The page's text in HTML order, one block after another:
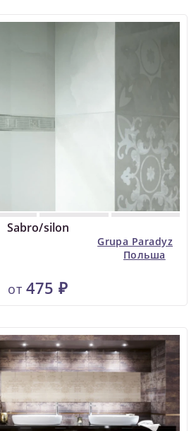
Sabro/silon
Grupa Paradyz
Польша
от 475 ₽